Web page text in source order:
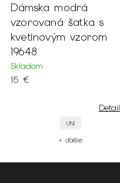
Dámska modrá
vzorovaná šatka s
kvetinovým vzorom
19648
Skladom
15 €
Detail
UNI
+ ďalšie